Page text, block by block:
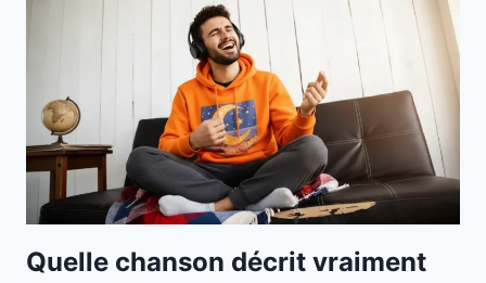
Quelle chanson décrit vraiment